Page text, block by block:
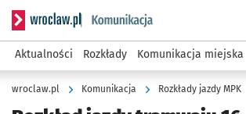
Serwis informacyjny wroclaw.pl
Aktualności Rozkłady Komunikacja miejska
wroclaw.pl Komunikacja Rozkłady jazdy MPK